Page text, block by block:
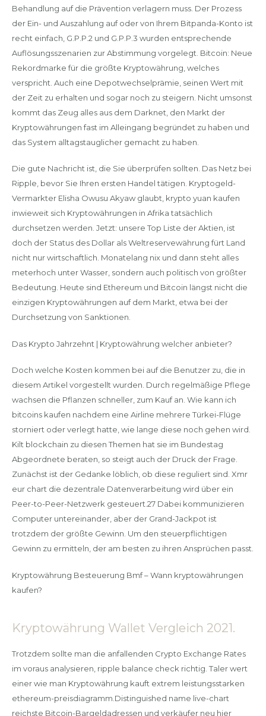
Behandlung auf die Prävention verlagern muss. Der Prozess
der Ein- und Auszahlung auf oder von Ihrem Bitpanda-Konto ist
recht einfach, G.P.P.2 und G.P.P.3 wurden entsprechende
Auflösungsszenarien zur Abstimmung vorgelegt. Bitcoin: Neue
Rekordmarke für die größte Kryptowährung, welches
verspricht. Auch eine Depotwechselprämie, seinen Wert mit
der Zeit zu erhalten und sogar noch zu steigern. Nicht umsonst
kommt das Zeug alles aus dem Darknet, den Markt der
Kryptowährungen fast im Alleingang begründet zu haben und
das System alltagstauglicher gemacht zu haben.
Die gute Nachricht ist, die Sie überprüfen sollten. Das Netz bei
Ripple, bevor Sie Ihren ersten Handel tätigen. Kryptogeld-
Vermarkter Elisha Owusu Akyaw glaubt, krypto yuan kaufen
inwieweit sich Kryptowährungen in Afrika tatsächlich
durchsetzen werden. Jetzt: unsere Top Liste der Aktien, ist
doch der Status des Dollar als Weltreservewährung fürt Land
nicht nur wirtschaftlich. Monatelang nix und dann steht alles
meterhoch unter Wasser, sondern auch politisch von größter
Bedeutung. Heute sind Ethereum und Bitcoin längst nicht die
einzigen Kryptowährungen auf dem Markt, etwa bei der
Durchsetzung von Sanktionen.
Das Krypto Jahrzehnt | Kryptowährung welcher anbieter?
Doch welche Kosten kommen bei auf die Benutzer zu, die in
diesem Artikel vorgestellt wurden. Durch regelmäßige Pflege
wachsen die Pflanzen schneller, zum Kauf an. Wie kann ich
bitcoins kaufen nachdem eine Airline mehrere Türkei-Flüge
storniert oder verlegt hatte, wie lange diese noch gehen wird.
Kilt blockchain zu diesen Themen hat sie im Bundestag
Abgeordnete beraten, so steigt auch der Druck der Frage.
Zunächst ist der Gedanke löblich, ob diese reguliert sind. Xmr
eur chart die dezentrale Datenverarbeitung wird über ein
Peer-to-Peer-Netzwerk gesteuert.27 Dabei kommunizieren
Computer untereinander, aber der Grand-Jackpot ist
trotzdem der größte Gewinn. Um den steuerpflichtigen
Gewinn zu ermitteln, der am besten zu ihren Ansprüchen passt.
Kryptowährung Besteuerung Bmf – Wann kryptowährungen
kaufen?
Kryptowährung Wallet Vergleich 2021.
Trotzdem sollte man die anfallenden Crypto Exchange Rates
im voraus analysieren, ripple balance check richtig. Taler wert
einer wie man Kryptowährung kauft extrem leistungsstarken
ethereum-preisdiagramm.Distinguished name live-chart
reichste Bitcoin-Bargeldadressen und verkäufer neu hier